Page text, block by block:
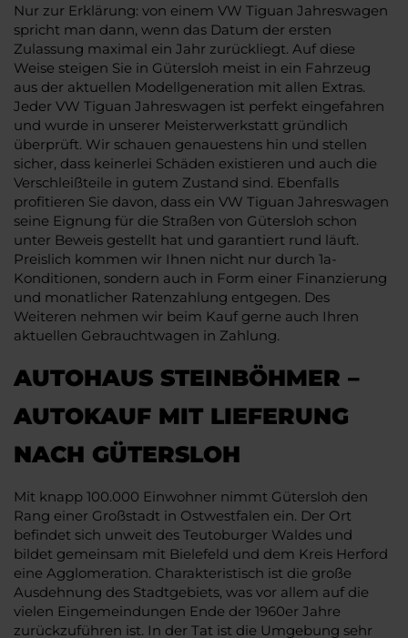
Nur zur Erklärung: von einem VW Tiguan Jahreswagen
spricht man dann, wenn das Datum der ersten
Zulassung maximal ein Jahr zurückliegt. Auf diese
Weise steigen Sie in Gütersloh meist in ein Fahrzeug
aus der aktuellen Modellgeneration mit allen Extras.
Jeder VW Tiguan Jahreswagen ist perfekt eingefahren
und wurde in unserer Meisterwerkstatt gründlich
überprüft. Wir schauen genauestens hin und stellen
sicher, dass keinerlei Schäden existieren und auch die
Verschleißteile in gutem Zustand sind. Ebenfalls
profitieren Sie davon, dass ein VW Tiguan Jahreswagen
seine Eignung für die Straßen von Gütersloh schon
unter Beweis gestellt hat und garantiert rund läuft.
Preislich kommen wir Ihnen nicht nur durch 1a-
Konditionen, sondern auch in Form einer Finanzierung
und monatlicher Ratenzahlung entgegen. Des
Weiteren nehmen wir beim Kauf gerne auch Ihren
aktuellen Gebrauchtwagen in Zahlung.
AUTOHAUS STEINBÖHMER –
AUTOKAUF MIT LIEFERUNG
NACH GÜTERSLOH
Mit knapp 100.000 Einwohner nimmt Gütersloh den
Rang einer Großstadt in Ostwestfalen ein. Der Ort
befindet sich unweit des Teutoburger Waldes und
bildet gemeinsam mit Bielefeld und dem Kreis Herford
eine Agglomeration. Charakteristisch ist die große
Ausdehnung des Stadtgebiets, was vor allem auf die
vielen Eingemeindungen Ende der 1960er Jahre
zurückzuführen ist. In der Tat ist die Umgebung sehr